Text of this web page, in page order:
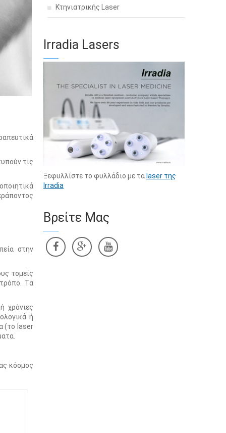
τις
στην
τομείς
Τα
χρόνιες
ή
(το laser
κόσμος
Κτηνιατρικής Laser
Irradia Lasers
Ξεφυλλίστε το φυλλάδιο με τα laser της
Irradia
Βρείτε Μας